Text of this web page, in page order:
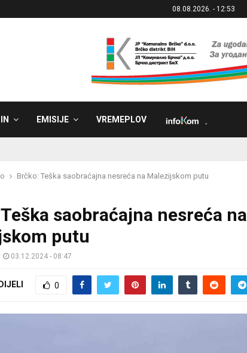
08.08.2026. - 12:53
EMISIJE VREMEPLOV
Brčko: Teška saobraćajna nesreća na Malezijskom putu
saobraćajna nesreća na
putu
03.12.2024 - 08:47
0